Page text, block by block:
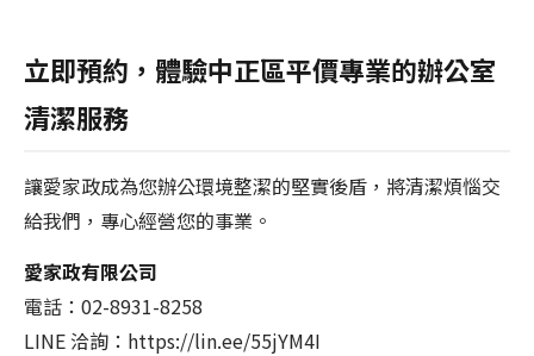
立即預約，體驗中正區平價專業的辦公室
清潔服務
讓愛家政成為您辦公環境整潔的堅實後盾，將清潔煩惱交
給我們，專心經營您的事業。
愛家政有限公司
電話：02-8931-8258
LINE 洽詢：https://lin.ee/55jYM4I